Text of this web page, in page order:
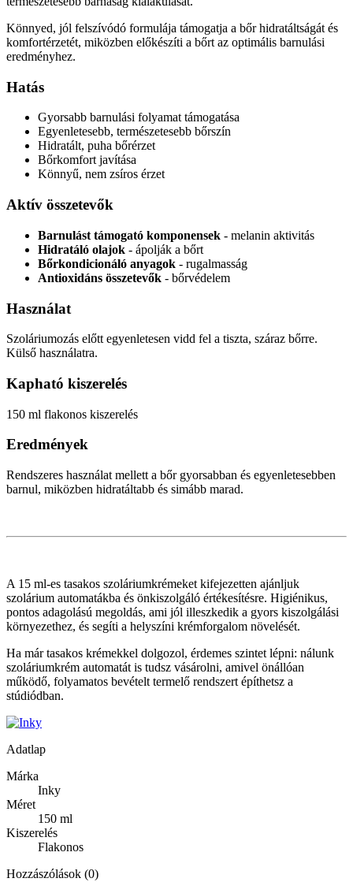
Könnyed, jól felszívódó formulája támogatja a bőr hidratáltságát és
komfortérzetét, miközben előkészíti a bőrt az optimális barnulási
eredményhez.
Hatás
Gyorsabb barnulási folyamat támogatása
Egyenletesebb, természetesebb bőrszín
Hidratált, puha bőrérzet
Bőrkomfort javítása
Könnyű, nem zsíros érzet
Aktív összetevők
Barnulást támogató komponensek - melanin aktivitás
Hidratáló olajok - ápolják a bőrt
Bőrkondicionáló anyagok - rugalmasság
Antioxidáns összetevők - bőrvédelem
Használat
Szoláriumozás előtt egyenletesen vidd fel a tiszta, száraz bőrre.
Külső használatra.
Kapható kiszerelés
150 ml flakonos kiszerelés
Eredmények
Rendszeres használat mellett a bőr gyorsabban és egyenletesebben
barnul, miközben hidratáltabb és simább marad.
A 15 ml-es tasakos szoláriumkrémeket kifejezetten ajánljuk
szolárium automatákba és önkiszolgáló értékesítésre. Higiénikus,
pontos adagolású megoldás, ami jól illeszkedik a gyors kiszolgálási
környezethez, és segíti a helyszíni krémforgalom növelését.
Ha már tasakos krémekkel dolgozol, érdemes szintet lépni: nálunk
szoláriumkrém automatát is tudsz vásárolni, amivel önállóan
működő, folyamatos bevételt termelő rendszert építhetsz a
stúdiódban.
Adatlap
Márka
Inky
Méret
150 ml
Kiszerelés
Flakonos
Hozzászólások (0)